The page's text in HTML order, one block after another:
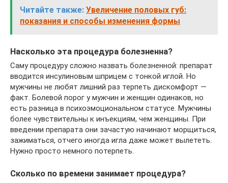
Читайте также: Увеличение половых губ:
показания и способы изменения формы
Насколько эта процедура болезненна?
Саму процедуру сложно назвать болезненной: препарат
вводится инсулиновым шприцем с тонкой иглой. Но
мужчины не любят лишний раз терпеть дискомфорт —
факт. Болевой порог у мужчин и женщин одинаков, но
есть разница в психоэмоциональном статусе. Мужчины
более чувствительны к инъекциям, чем женщины. При
введении препарата они зачастую начинают морщиться,
зажиматься, отчего иногда игла даже может вылететь.
Нужно просто немного потерпеть.
Сколько по времени занимает процедура?